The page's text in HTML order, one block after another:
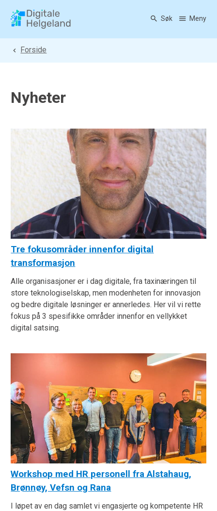
Søk Meny
Forside
Nyheter
Tre fokusområder innenfor digital
transformasjon
Alle organisasjoner er i dag digitale, fra taxinæringen til
store teknologiselskap, men modenheten for innovasjon
og bedre digitale løsninger er annerledes. Her vil vi rette
fokus på 3 spesifikke områder innenfor en vellykket
digital satsing.
Workshop med HR personell fra Alstahaug,
Brønnøy, Vefsn og Rana
I løpet av en dag samlet vi engasjerte og kompetente HR